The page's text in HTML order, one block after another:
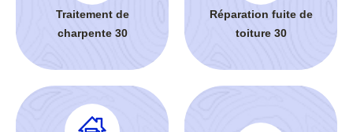
Traitement de
charpente 30
Réparation fuite de
toiture 30